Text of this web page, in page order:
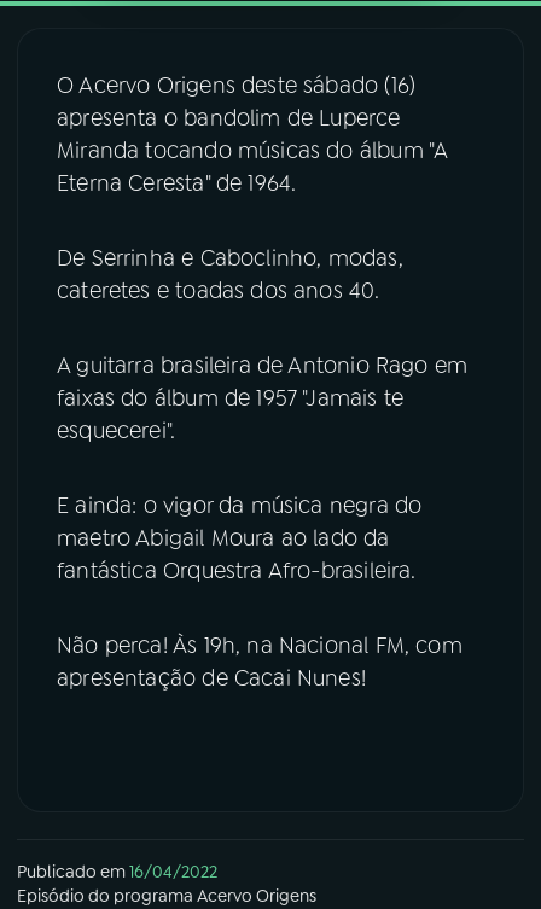
06VIDEOCASTS
ÚLTIMAS
08FESTIVAL DE MÚSICA
YouTube
Instagram
TikTok
O Acervo Origens deste sábado (16)
apresenta o bandolim de Luperce
Miranda tocando músicas do álbum "A
Eterna Ceresta" de 1964.
De Serrinha e Caboclinho, modas,
cateretes e toadas dos anos 40.
A guitarra brasileira de Antonio Rago em
faixas do álbum de 1957 "Jamais te
esquecerei".
E ainda: o vigor da música negra do
maetro Abigail Moura ao lado da
fantástica Orquestra Afro-brasileira.
Não perca! Às 19h, na Nacional FM, com
apresentação de Cacai Nunes!
Publicado em16/04/2022
Episódio do programa Acervo Origens